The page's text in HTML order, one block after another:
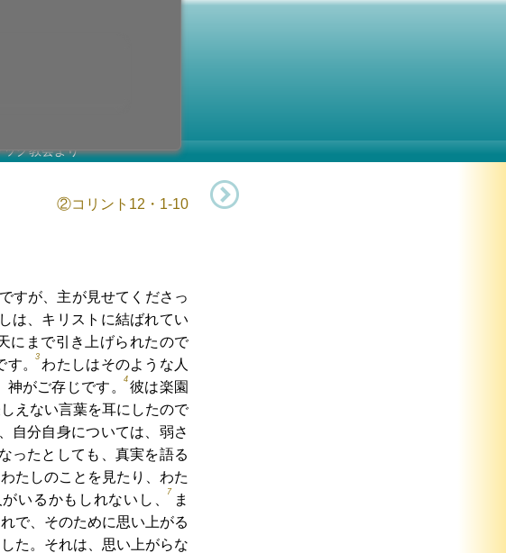
ック教会より
②コリント12・1-10
すが、主が見せてくださっ
は、キリストに結ばれてい
にまで引き上げられたので
す。
3
わたしはそのような人
がご存じです。
4
彼は楽園
えない言葉を耳にしたので
自分自身については、弱さ
ったとしても、真実を語る
たしのことを見たり、わた
いるかもしれないし、
7
ま
で、そのために思い上がる
た。それは、思い上がらな